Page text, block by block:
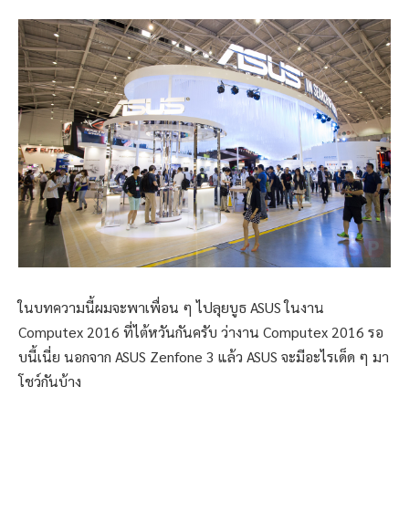
ในบทความนี้ผมจะพาเพื่อน ๆ ไปลุยบูธ ASUS ในงาน
Computex 2016 ที่ไต้หวันกันครับ ว่างาน Computex 2016 รอ
บนี้เนี่ย นอกจาก ASUS Zenfone 3 แล้ว ASUS จะมีอะไรเด็ด ๆ มา
โชว์กันบ้าง